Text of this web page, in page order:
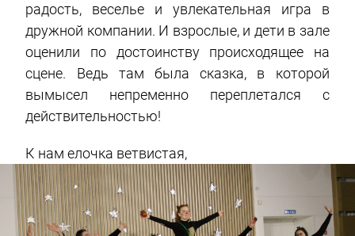
радость, веселье и увлекательная игра в
дружной компании. И взрослые, и дети в зале
оценили по достоинству происходящее на
сцене. Ведь там была сказка, в которой
вымысел непременно переплетался с
действительностью!
К нам елочка ветвистая,